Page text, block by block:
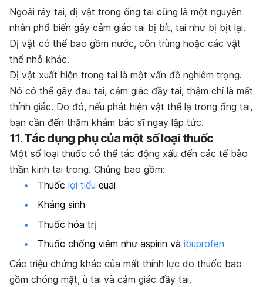
Ngoài ráy tai, dị vật trong ống tai cũng là một nguyên
nhân phổ biến gây cảm giác tai bị bít, tai như bị bịt lại.
Dị vật có thể bao gồm nước, côn trùng hoặc các vật
thể nhỏ khác.
Dị vật xuất hiện trong tai là một vấn đề nghiêm trọng.
Nó có thể gây đau tai, cảm giác đầy tai, thậm chí là mất
thính giác. Do đó, nếu phát hiện vật thể lạ trong ống tai,
bạn cần đến thăm khám bác sĩ ngay lập tức.
11. Tác dụng phụ của một số loại thuốc
Một số loại thuốc có thể tác động xấu đến các tế bào
thần kinh tai trong. Chúng bao gồm:
Thuốc lợi tiểu quai
Kháng sinh
Thuốc hóa trị
Thuốc chống viêm như aspirin và ibuprofen
Các triệu chứng khác của mất thính lực do thuốc bao
gồm chóng mặt, ù tai và cảm giác đầy tai.